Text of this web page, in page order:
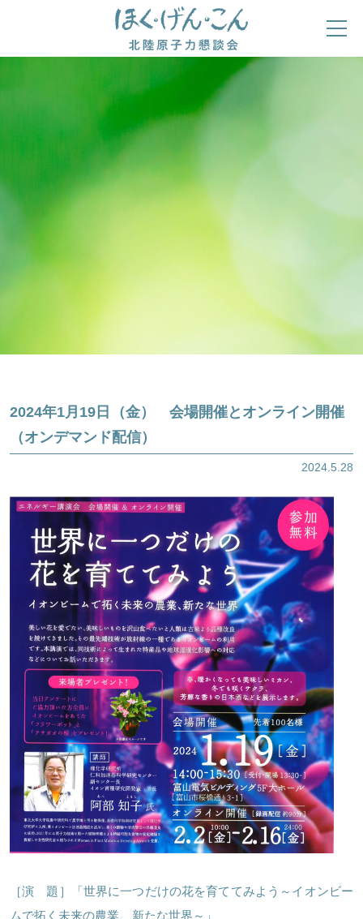
ほくげんこんライブラリ
ほくげんこんシアター
2024年1月19日（金） 会場開催とオンライン開催
（オンデマンド配信）
2024.5.28
［演 題］「世界に一つだけの花を育ててみよう～イオンビー
ムで拓く未来の農業、新たな世界～」